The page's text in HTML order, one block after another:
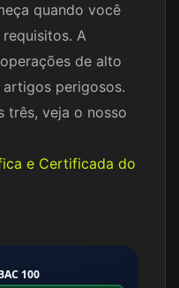
quando você
A
de alto
perigosos.
três, veja o nosso
e Certificada do
100